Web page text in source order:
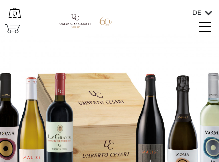
SHOP
DE
SCHLIESSEN